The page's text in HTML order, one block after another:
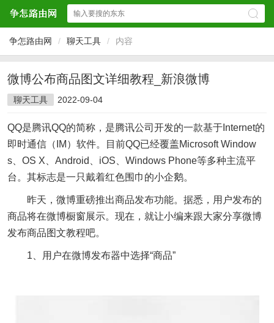
争怎路由网 / 聊天工具 / 内容
微博公布商品图文详细教程_新浪微博
聊天工具 2022-09-04
QQ是腾讯QQ的简称，是腾讯公司开发的一款基于Internet的
即时通信（IM）软件。目前QQ已经覆盖Microsoft Window
s、OS X、Android、iOS、Windows Phone等多种主流平
台。其标志是一只戴着红色围巾的小企鹅。
昨天，微博重磅推出商品发布功能。据悉，用户发布的
商品将在微博橱窗展示。现在，就让小编来跟大家分享微博
发布商品图文教程吧。
1、用户在微博发布器中选择“商品”